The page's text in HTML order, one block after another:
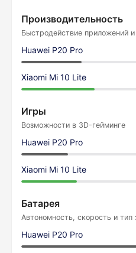
Производительность
Быстродействие приложений
Huawei P20 Pro
Xiaomi Mi 10 Lite
Игры
Возможности в 3D-гейминге
Huawei P20 Pro
Xiaomi Mi 10 Lite
Батарея
Автономность, скорость и тип
Huawei P20 Pro